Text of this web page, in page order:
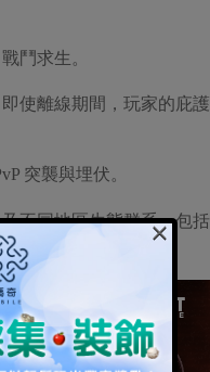
鬥求生。
使離線期間，玩家的庇護
突襲與埋伏。
不同地區生態群系，包括
×